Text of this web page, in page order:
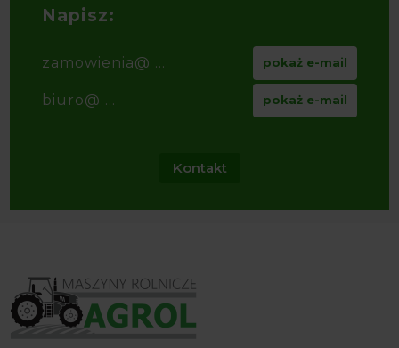
Napisz:
zamowienia@ ... pokaż e-mail
biuro@ ... pokaż e-mail
Kontakt